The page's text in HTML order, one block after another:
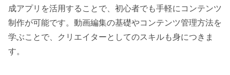
成アプリを活用することで、初心者でも手軽にコンテンツ
制作が可能です。動画編集の基礎やコンテンツ管理方法を
学ぶことで、クリエイターとしてのスキルも身につきま
す。